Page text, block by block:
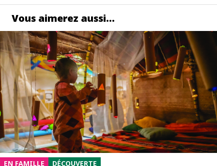
Vous aimerez aussi…
EN FAMILLE DÉCOUVERTE